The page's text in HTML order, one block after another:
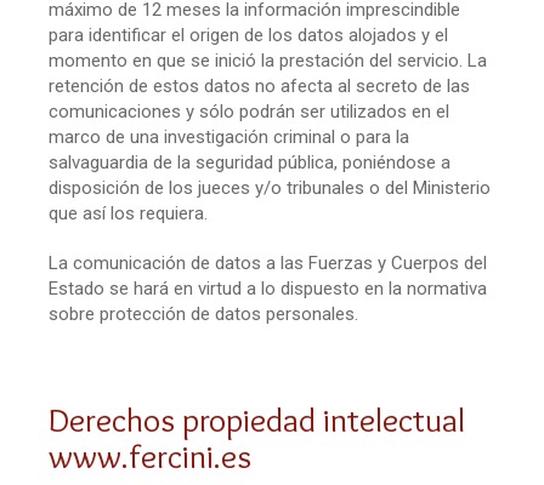
máximo de 12 meses la información imprescindible
para identificar el origen de los datos alojados y el
momento en que se inició la prestación del servicio. La
retención de estos datos no afecta al secreto de las
comunicaciones y sólo podrán ser utilizados en el
marco de una investigación criminal o para la
salvaguardia de la seguridad pública, poniéndose a
disposición de los jueces y/o tribunales o del Ministerio
que así los requiera.
La comunicación de datos a las Fuerzas y Cuerpos del
Estado se hará en virtud a lo dispuesto en la normativa
sobre protección de datos personales.
Derechos propiedad intelectual
www.fercini.es